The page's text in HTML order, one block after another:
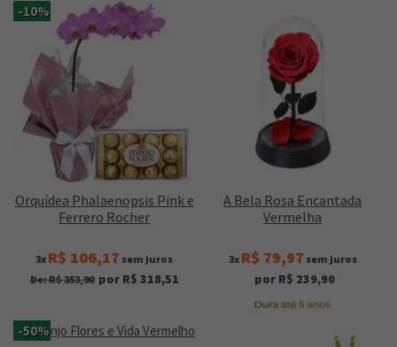
-10%
Orquídea Phalaenopsis Pink e
Ferrero Rocher
3x R$ 106,17 sem juros
De: R$ 353,90 por R$ 318,51
A Bela Rosa Encantada
Vermelha
3x R$ 79,97 sem juros
por R$ 239,90
-50%